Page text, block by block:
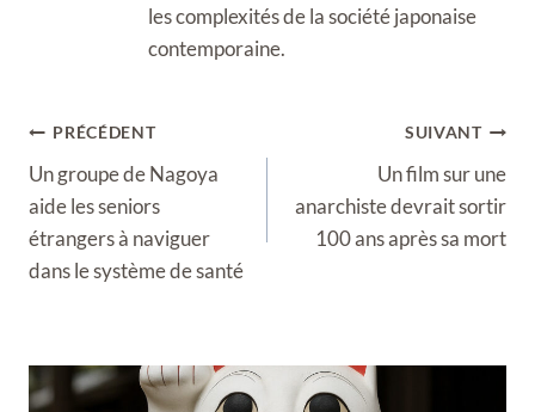
les complexités de la société japonaise
contemporaine.
Navigation
de
l’article
PRÉCÉDENT
Un groupe de Nagoya
aide les seniors
étrangers à naviguer
dans le système de santé
SUIVANT
Un film sur une
anarchiste devrait sortir
100 ans après sa mort